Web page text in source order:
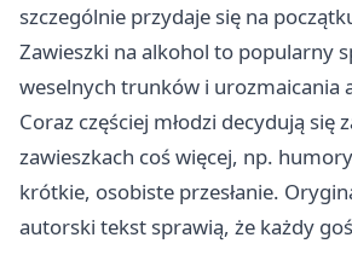
szczególnie przydaje się na
Zawieszki na alkohol to popularny
weselnych trunków i urozmaicania
Coraz częściej młodzi decydują się
zawieszkach coś więcej, np.
krótkie, osobiste przesłanie.
autorski tekst sprawią, że każdy